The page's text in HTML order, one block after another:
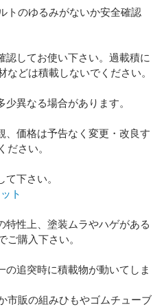
トのゆるみがないか安全確認
してお使い下さい。過載積に
などは積載しないでください。
異なる場合があります。
価格は予告なく変更・改良す
ださい。
下さい。
ト
性上、塗装ムラやハゲがある
ご購入下さい。
追突時に積載物が動いてしま
市販の組みひもやゴムチューブ